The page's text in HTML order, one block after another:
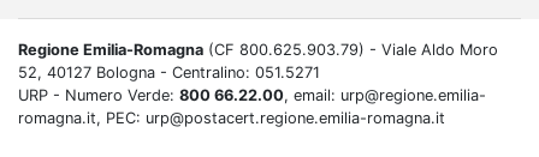
Regione Emilia-Romagna (CF 800.625.903.79) - Viale Aldo Moro
52, 40127 Bologna - Centralino: 051.5271
URP - Numero Verde: 800 66.22.00, email: urp@regione.emilia-
romagna.it, PEC: urp@postacert.regione.emilia-romagna.it